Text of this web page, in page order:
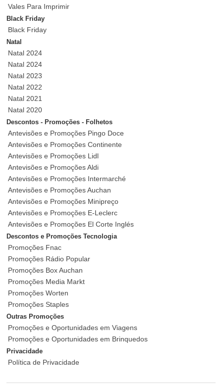
Vales Para Imprimir
Black Friday
Black Friday
Natal
Natal 2024
Natal 2024
Natal 2023
Natal 2022
Natal 2021
Natal 2020
Descontos - Promoções - Folhetos
Antevisões e Promoções Pingo Doce
Antevisões e Promoções Continente
Antevisões e Promoções Lidl
Antevisões e Promoções Aldi
Antevisões e Promoções Intermarché
Antevisões e Promoções Auchan
Antevisões e Promoções Minipreço
Antevisões e Promoções E-Leclerc
Antevisões e Promoções El Corte Inglés
Descontos e Promoções Tecnologia
Promoções Fnac
Promoções Rádio Popular
Promoções Box Auchan
Promoções Media Markt
Promoções Worten
Promoções Staples
Outras Promoções
Promoções e Oportunidades em Viagens
Promoções e Oportunidades em Brinquedos
Privacidade
Política de Privacidade